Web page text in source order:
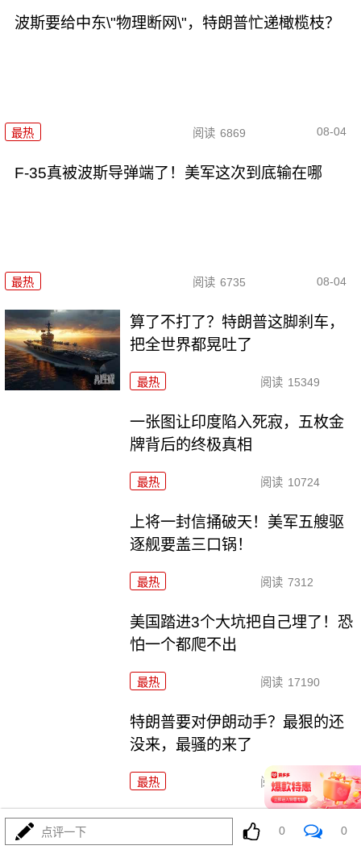
波斯要给中东\"物理断网\"，特朗普忙递橄榄枝？
最热 阅读 6869 08-04
F-35真被波斯导弹端了！美军这次到底输在哪
最热 阅读 6735 08-04
算了不打了？特朗普这脚刹车，
把全世界都晃吐了
最热 阅读 15349
一张图让印度陷入死寂，五枚金
牌背后的终极真相
最热 阅读 10724
上将一封信捅破天！美军五艘驱
逐舰要盖三口锅！
最热 阅读 7312
美国踏进3个大坑把自己埋了！恐
怕一个都爬不出
最热 阅读 17190
特朗普要对伊朗动手？最狠的还
没来，最骚的来了
最热 阅读 5902
政治自杀！菲律宾防长，你这是
在给菲律宾掘墓！
点评一下 0 0